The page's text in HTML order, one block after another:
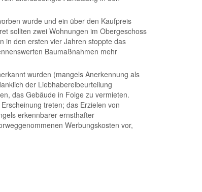
wurde und ein über den Kaufpreis
sollten zwei Wohnungen im Obergeschoss
in den ersten vier Jahren stoppte das
Baumaßnahmen mehr
wurden (mangels Anerkennung als
der Liebhabereibeurteilung
das Gebäude in Folge zu vermieten.
treten; das Erzielen von
erkennbarer ernsthafter
Werbungskosten vor,